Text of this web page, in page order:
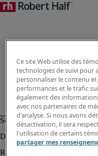
Ce site Web utilise des
technologies de suivi pour
personnaliser le contenu
performances et le trafic
également des
avec nos partenaires de
d'analyse. Si nous avons
désactivation, il sera
l'utilisation de certains
partager mes